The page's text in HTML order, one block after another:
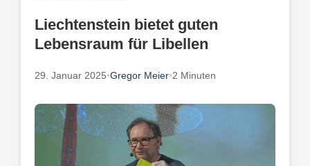
Liechtenstein bietet guten
Lebensraum für Libellen
29. Januar 2025•Gregor Meier•2 Minuten